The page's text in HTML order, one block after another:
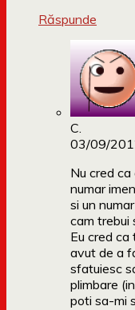
Răspunde
C.
03/09/
Nu cred
numar
si un
cam trebui
Eu cred ca
avut de a
sfatuiesc
plimbare
poti sa-mi